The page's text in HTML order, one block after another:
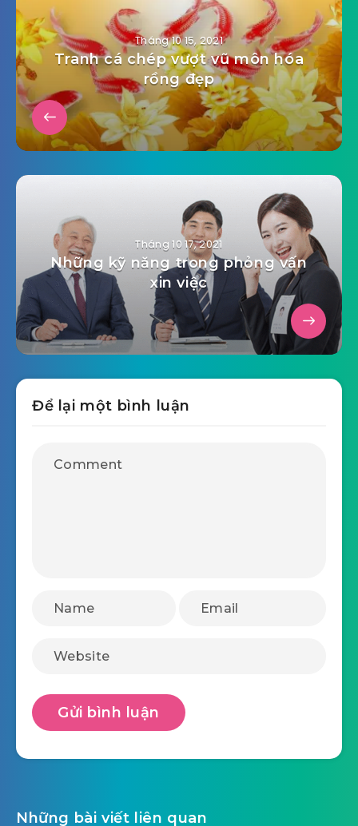
Tháng 10 15, 2021
Tranh cá chép vượt vũ môn hóa
rồng đẹp
Tháng 10 17, 2021
Những kỹ năng trong phỏng vấn
xin việc
Để lại một bình luận
Những bài viết liên quan